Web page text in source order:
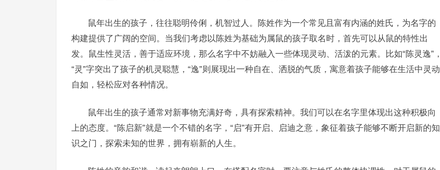
鼠年出生的孩子，往往聪明伶俐，机智过人。陈姓作为一个常见且富有内涵的姓氏，为名字的
构建提供了广阔的空间。当我们考虑以陈姓为基础为属鼠的孩子取名时，首先可以从鼠的特性出
发。鼠生性灵活，善于适应环境，那么名字中不妨融入一些体现灵动、活泼的元素。比如“陈灵逸”，
“灵”字突出了孩子的机灵聪慧，“逸”则展现出一种自在、洒脱的气质，寓意着孩子能够在生活中灵动
自如，轻松应对各种情况。
鼠年出生的孩子通常对新事物充满好奇，具有探索精神。我们可以在名字里体现出这种积极向
上的态度。“陈启新”就是一个不错的名字，“启”有开启、启迪之意，象征着孩子能够不断开启新的知
识之门，探索未知的世界，拥有崭新的人生。